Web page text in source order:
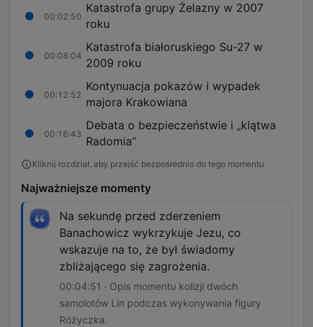
00:02:50
Katastrofa grupy Żelazny w 2007
roku
00:08:04
Katastrofa białoruskiego Su-27 w
2009 roku
00:12:52
Kontynuacja pokazów i wypadek
majora Krakowiana
00:16:43
Debata o bezpieczeństwie i „klątwa
Radomia”
Kliknij rozdział, aby przejść bezpośrednio do tego momentu
Najważniejsze momenty
Na sekundę przed zderzeniem
Banachowicz wykrzykuje Jezu, co
wskazuje na to, że był świadomy
zbliżającego się zagrożenia.
00:04:51 · Opis momentu kolizji dwóch
samolotów Lin podczas wykonywania figury
Różyczka.